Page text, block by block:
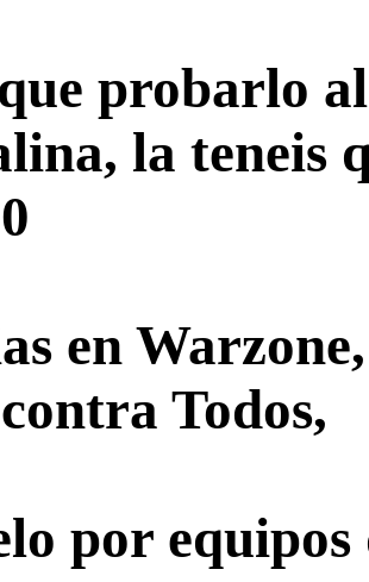
probarlo
la teneis
en
Todos,
por